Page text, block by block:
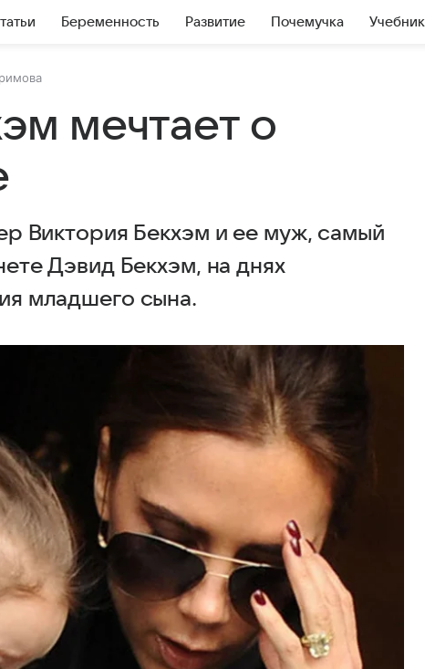
Беременность Развитие Почемучка Учебник
мечтает о
Виктория Бекхэм и ее муж, самый
Дэвид Бекхэм, на днях
младшего сына.